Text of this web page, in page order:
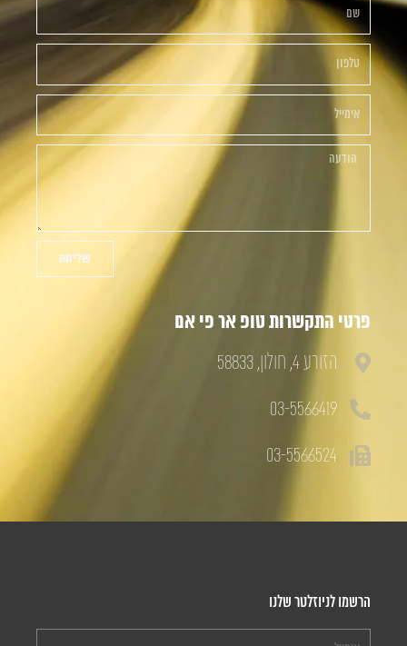
שליחה
פרטי התקשרות טופ אר פי אם
הזורע 4, חולון, 58833
03-5566419
03-5566524
הרשמו לניוזלטר שלנו